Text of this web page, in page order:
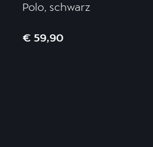
Polo, schwarz
€ 59,90